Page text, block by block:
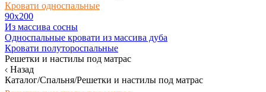
Кровати односпальные
90х200
Из массива сосны
Односпальные кровати из массива дуба
Кровати полутороспальные
Решетки и настилы под матрас
Назад
Каталог/Спальня/Решетки и настилы под матрас